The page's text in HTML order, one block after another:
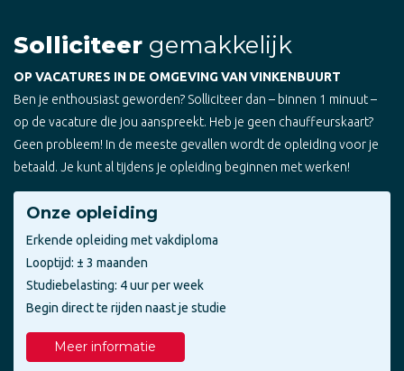
Solliciteer gemakkelijk
OP VACATURES IN DE OMGEVING VAN VINKENBUURT
Ben je enthousiast geworden? Solliciteer dan – binnen 1 minuut –
op de vacature die jou aanspreekt. Heb je geen chauffeurskaart?
Geen probleem! In de meeste gevallen wordt de opleiding voor je
betaald. Je kunt al tijdens je opleiding beginnen met werken!
Onze opleiding
Erkende opleiding met vakdiploma
Looptijd: ± 3 maanden
Studiebelasting: 4 uur per week
Begin direct te rijden naast je studie
Meer informatie